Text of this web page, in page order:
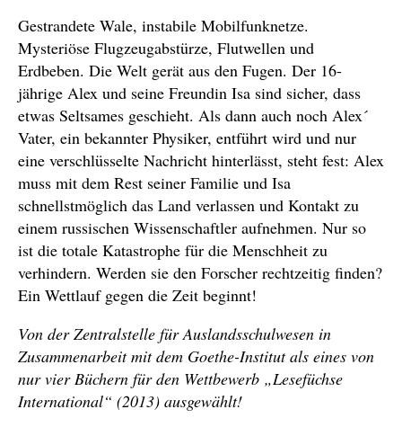
Gestrandete Wale, instabile Mobilfunknetze.
Mysteriöse Flugzeugabstürze, Flutwellen und
Erdbeben. Die Welt gerät aus den Fugen. Der 16-
jährige Alex und seine Freundin Isa sind sicher, dass
etwas Seltsames geschieht. Als dann auch noch Alex´
Vater, ein bekannter Physiker, entführt wird und nur
eine verschlüsselte Nachricht hinterlässt, steht fest: Alex
muss mit dem Rest seiner Familie und Isa
schnellstmöglich das Land verlassen und Kontakt zu
einem russischen Wissenschaftler aufnehmen. Nur so
ist die totale Katastrophe für die Menschheit zu
verhindern. Werden sie den Forscher rechtzeitig finden?
Ein Wettlauf gegen die Zeit beginnt!
Von der Zentralstelle für Auslandsschulwesen in
Zusammenarbeit mit dem Goethe-Institut als eines von
nur vier Büchern für den Wettbewerb „Lesefüchse
International“ (2013) ausgewählt!